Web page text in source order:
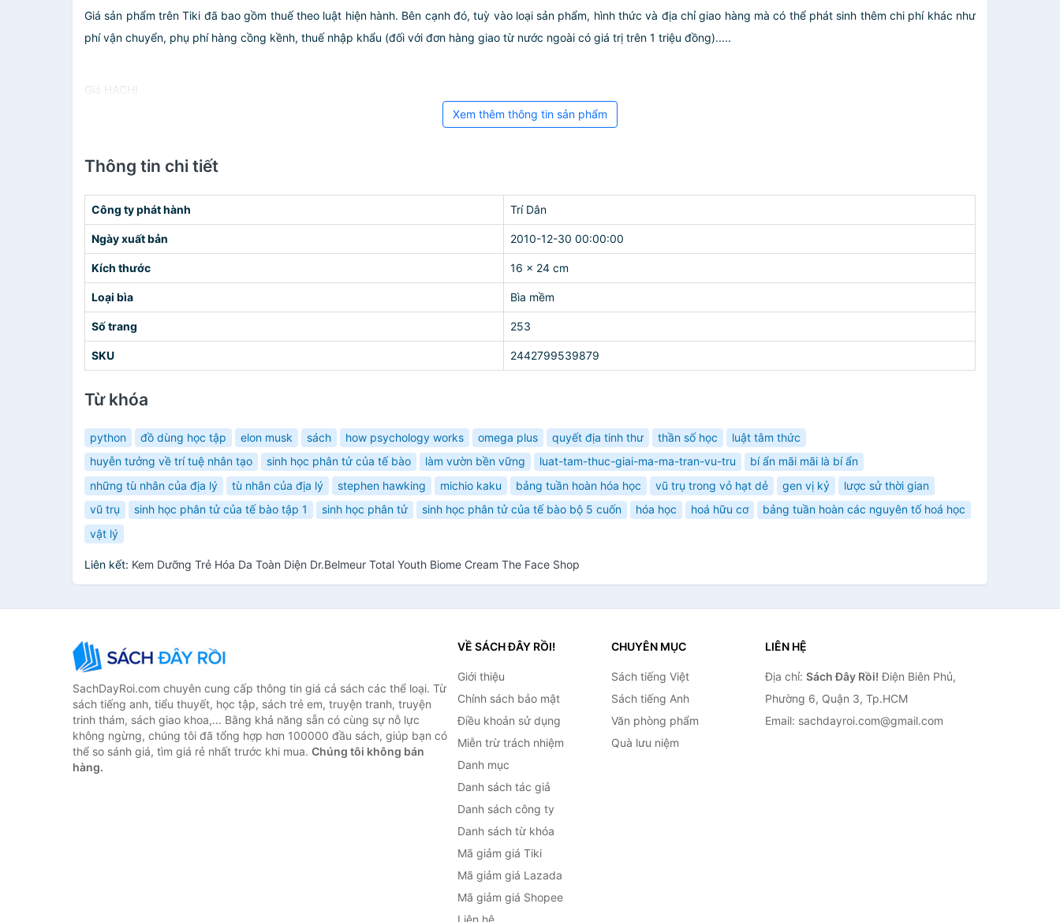
Giá sản phẩm trên Tiki đã bao gồm thuế theo luật hiện hành. Bên cạnh đó, tuỳ vào loại sản phẩm, hình thức và địa chỉ giao hàng mà có thể phát sinh thêm chi phí khác như
phí vận chuyển, phụ phí hàng cồng kềnh, thuế nhập khẩu (đối với đơn hàng giao từ nước ngoài có giá trị trên 1 triệu đồng).....
Giá HACHI
Xem thêm thông tin sản phẩm
Thông tin chi tiết
Công ty phát hành Trí Dân
Ngày xuất bản 2010-12-30 00:00:00
Kích thước 16 x 24 cm
Loại bìa Bìa mềm
Số trang 253
SKU 2442799539879
Từ khóa
python đồ dùng học tập elon musk sách how psychology works omega plus quyết địa tinh thư thần số học
luật tâm thức
huyễn tưởng về trí tuệ nhân tạo
sinh học phân tử của tế bào làm vườn bền vững luat-tam-thuc-giai-ma-ma-tran-vu-tru
bí ẩn mãi mãi là bí ẩn
những tù nhân của địa lý
tù nhân của địa lý stephen hawking michio kaku bảng tuần hoàn hóa học vũ trụ trong vỏ hạt dẻ gen vị kỷ
lược sử thời gian
vũ trụ
sinh học phân tử của tế bào tập 1 sinh học phân tử sinh học phân tử của tế bào bộ 5 cuốn hóa học hoá hữu cơ
bảng tuần hoàn các nguyên tố hoá học
vật lý
Liên kết: Kem Dưỡng Trẻ Hóa Da Toàn Diện Dr.Belmeur Total Youth Biome Cream The Face Shop
SachDayRoi.com chuyên cung cấp thông tin giá cả sách các thể loại. Từ
sách tiếng anh, tiểu thuyết, học tập, sách trẻ em, truyện tranh, truyện
trinh thám, sách giao khoa,... Bằng khả năng sẵn có cùng sự nỗ lực
không ngừng, chúng tôi đã tổng hợp hơn 100000 đầu sách, giúp bạn có
thể so sánh giá, tìm giá rẻ nhất trước khi mua. Chúng tôi không bán
hàng.
VỀ SÁCH ĐÂY RỒI!
Giới thiệu
Chính sách bảo mật
Điều khoản sử dụng
Miễn trừ trách nhiệm
Danh mục
Danh sách tác giả
Danh sách công ty
Danh sách từ khóa
Mã giảm giá Tiki
Mã giảm giá Lazada
Mã giảm giá Shopee
Liên hệ
CHUYÊN MỤC
Sách tiếng Việt
Sách tiếng Anh
Văn phòng phẩm
Quà lưu niệm
LIÊN HỆ
Địa chỉ: Sách Đây Rồi! Điện Biên Phủ,
Phường 6, Quận 3, Tp.HCM
Email: sachdayroi.com@gmail.com